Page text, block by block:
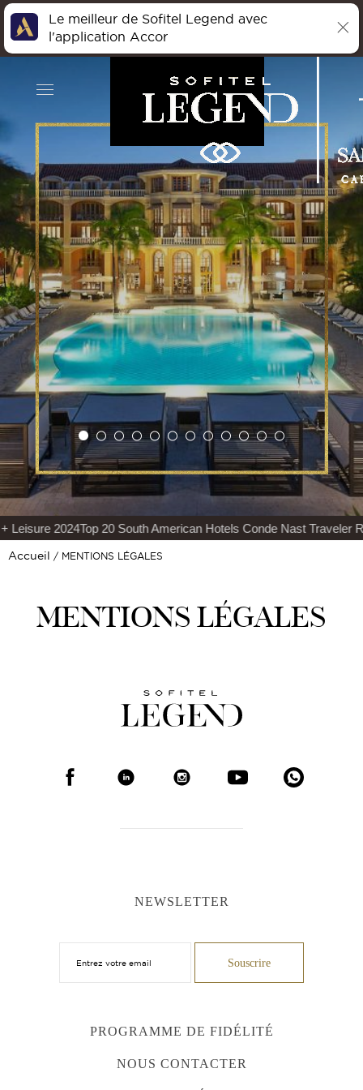
2024Top 20 South American Hotels Conde Nast Traveler
Accueil MENTIONS LÉGALES
MENTIONS LÉGALES
NEWSLETTER
PROGRAMME DE FIDÉLITÉ
NOUS CONTACTER
Le meilleur de Sofitel Legend avec
l'application Accor